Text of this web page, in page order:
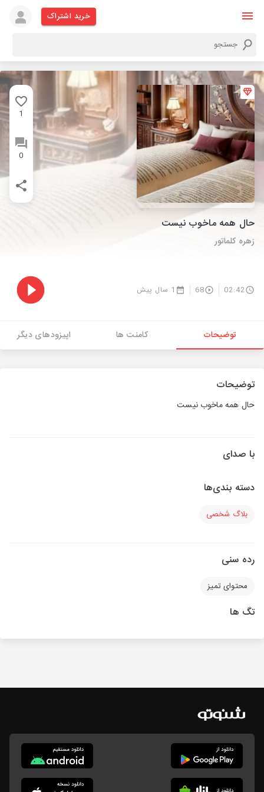
خرید اشتراک
1
0
حال همه ماخوب نیست
زهره کلماتور
02:42
68 1 سال پیش
توضیحات کامنت ها اپیزودهای دیگر
توضیحات
حال همه ماخوب نیست
با صدای
دسته بندی‌ها
بلاگ شخصی
رده سنی
محتوای تمیز
تگ ها